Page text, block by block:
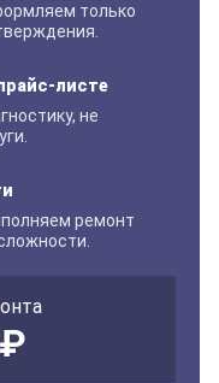
только
листе
не
ремонт